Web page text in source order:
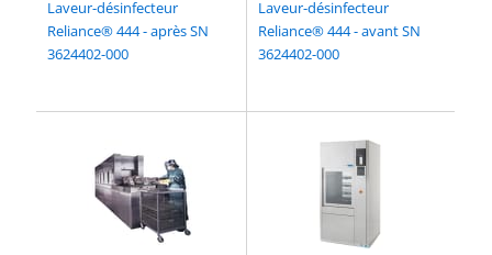
Laveur-désinfecteur
Reliance® 444 - après SN
3624402-000
Laveur-désinfecteur
Reliance® 444 - avant SN
3624402-000